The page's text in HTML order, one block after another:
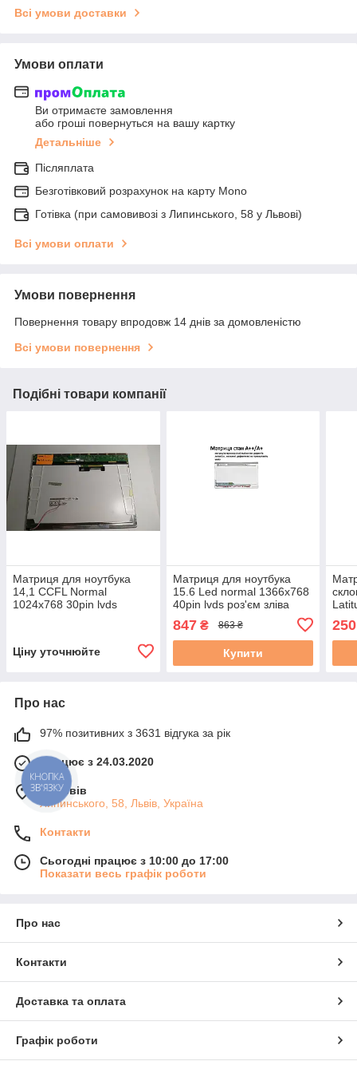
Всі умови доставки
Умови оплати
Ви отримаєте замовлення
або гроші повернуться на вашу картку
Детальніше
Післяплата
Безготівковий розрахунок на карту Mono
Готівка (при самовивозі з Липинського, 58 у Львові)
Всі умови оплати
Умови повернення
Повернення товару впродовж 14 днів за домовленістю
Всі умови повернення
Подібні товари компанії
Матриця для ноутбука
14,1 CCFL Normal
1024x768 30pin lvds
Ціну уточнюйте
Матриця для ноутбука
15.6 Led normal 1366x768
40pin lvds роз'єм зліва
А++/A+ бу #
847₴ 863 ₴
Купити
lvds
250
Про нас
97% позитивних з 3631 відгука за рік
Працює з 24.03.2020
м. Львів
Липинського, 58, Львів, Україна
Контакти
Сьогодні працює з 10:00 до 17:00
Показати весь графік роботи
Про нас
Контакти
Доставка та оплата
Графік роботи
КНОПКА
ЗВ'ЯЗКУ